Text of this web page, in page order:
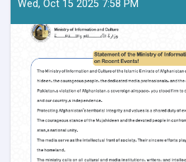
Wed, Oct 15 2025 7:58 PM